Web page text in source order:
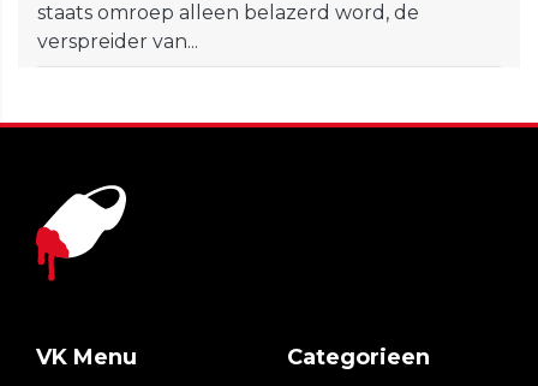
staats omroep alleen belazerd word, de
verspreider van...
VK Menu Categorieen